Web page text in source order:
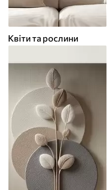
Квіти та рослини